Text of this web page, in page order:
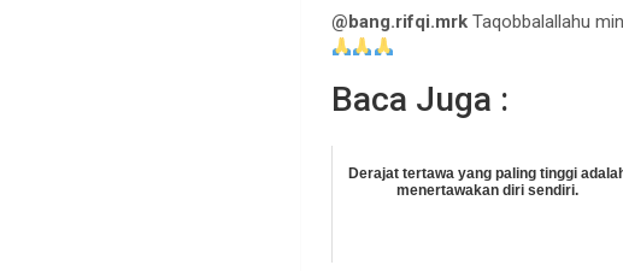
@bang.rifqi.mrk Taqobbalallahu
Baca Juga :
Derajat tertawa yang paling tinggi
menertawakan diri sendiri.